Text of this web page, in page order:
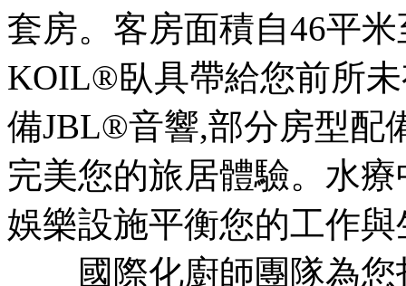
套房。客房面積自46平
KOIL®臥具帶給您前所
備JBL®音響,部分房型配
完美您的旅居體驗。水
娛樂設施平衡您的工作與
國際化廚師團隊為您